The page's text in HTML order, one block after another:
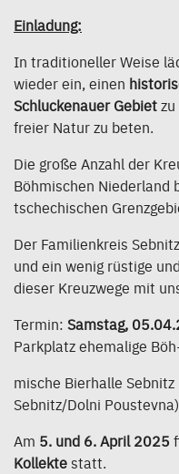
Einladung:
In traditioneller Weise
wieder ein, einen
Schluckenauer Gebiet
freier Natur zu beten.
Die große Anzahl der
Böhmischen Niederland
tschechischen
Der Familienkreis
und ein wenig rüstige
dieser Kreuzwege mit
Termin: Samstag,
Parkplatz ehemalige
mische Bierhalle
Sebnitz/Dolni
Am 5. und 6. April 2025
Kollektestatt.